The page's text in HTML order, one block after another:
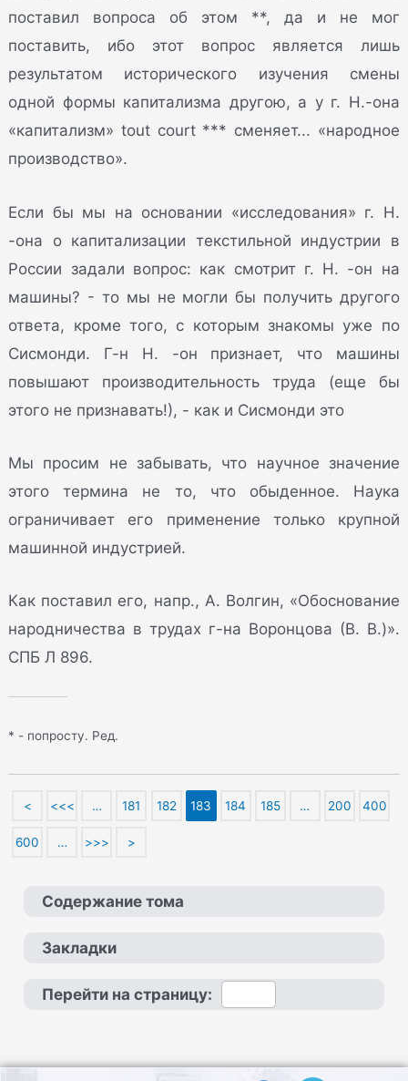
поставил вопроса об этом **, да и не мог
поставить, ибо этот вопрос является лишь
результатом исторического изучения смены
одной формы капитализма другою, а у г. Н.-она
«капитализм» tout court *** сменяет... «народное
производство».
Если бы мы на основании «исследования» г. Н.
-она о капитализации текстильной индустрии в
России задали вопрос: как смотрит г. Н. -он на
машины? - то мы не могли бы получить другого
ответа, кроме того, с которым знакомы уже по
Сисмонди. Г-н Н. -он признает, что машины
повышают производительность труда (еще бы
этого не признавать!), - как и Сисмонди это
Мы просим не забывать, что научное значение
этого термина не то, что обыденное. Наука
ограничивает его применение только крупной
машинной индустрией.
Как поставил его, напр., А. Волгин, «Обоснование
народничества в трудах г-на Воронцова (В. В.)».
СПБ Л 896.
* - попросту. Ред.
< <<< … 181 182 183 184 185 … 200 400
600 … >>> >
Содержание тома
Закладки
Перейти на страницу: